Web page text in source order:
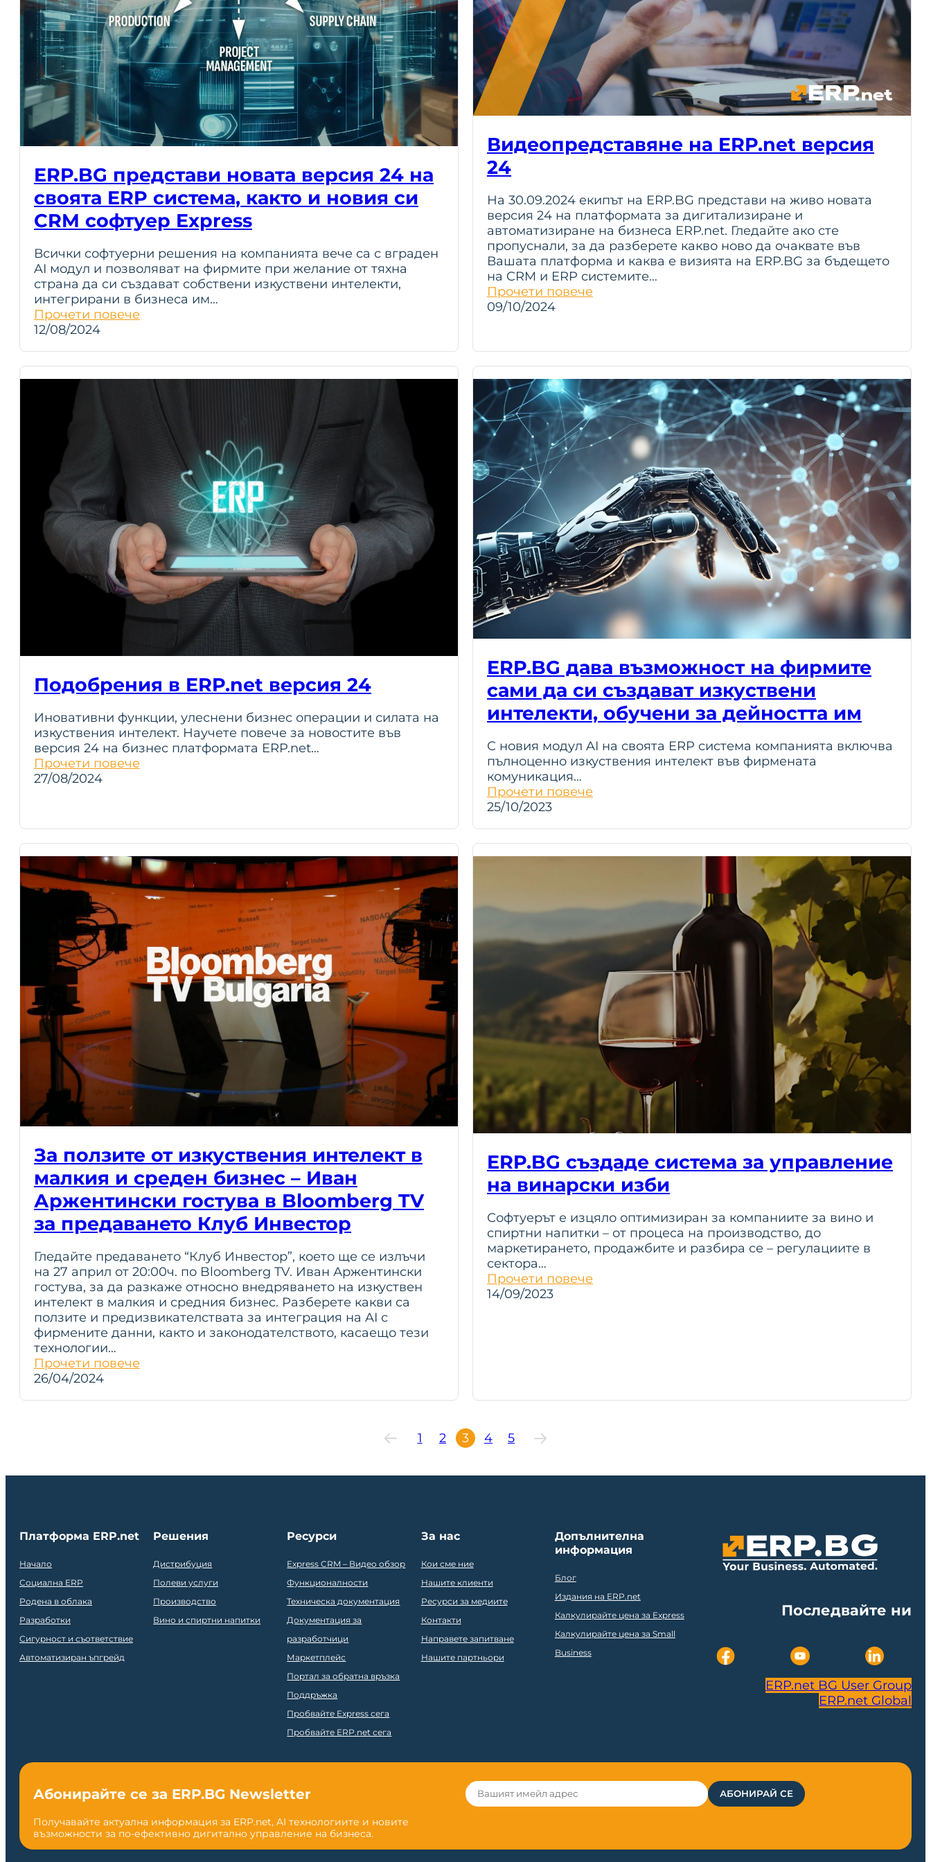
ERP.BG представи новата версия 24 на
своята ERP система, както и новия си
CRM софтуер Express
Всички софтуерни решения на компанията вече са с вграден
AI модул и позволяват на фирмите при желание от тяхна
страна да си създават собствени изкуствени интелекти,
интегрирани в бизнеса им…
Прочети повече
12/08/2024
Видеопредставяне на ERP.net версия
24
На 30.09.2024 екипът на ERP.BG представи на живо новата
версия 24 на платформата за дигитализиране и
автоматизиране на бизнеса ERP.net. Гледайте ако сте
пропуснали, за да разберете какво ново да очаквате във
Вашата платформа и каква е визията на ERP.BG за бъдещето
на CRM и ERP системите…
Прочети повече
09/10/2024
Подобрения в ERP.net версия 24
Иновативни функции, улеснени бизнес операции и силата на
изкуствения интелект. Научете повече за новостите във
версия 24 на бизнес платформата ERP.net…
Прочети повече
27/08/2024
ERP.BG дава възможност на фирмите
сами да си създават изкуствени
интелекти, обучени за дейността им
С новия модул AI на своята ERP система компанията включва
пълноценно изкуствения интелект във фирмената
комуникация…
Прочети повече
25/10/2023
За ползите от изкуствения интелект в
малкия и среден бизнес – Иван
Аржентински гостува в Bloomberg TV
за предаването Клуб Инвестор
Гледайте предаването “Клуб Инвестор”, което ще се излъчи
на 27 април от 20:00ч. по Bloomberg TV. Иван Аржентински
гостува, за да разкаже относно внедряването на изкуствен
интелект в малкия и средния бизнес. Разберете какви са
ползите и предизвикателствата за интеграция на AI с
фирмените данни, както и законодателството, касаещо тези
технологии…
Прочети повече
26/04/2024
ERP.BG създаде система за управление
на винарски изби
Софтуерът е изцяло оптимизиран за компаниите за вино и
спиртни напитки – от процеса на производство, до
маркетирането, продажбите и разбира се – регулациите в
сектора…
Прочети повече
14/09/2023
1 2 3 4 5
Платформа ERP.net
Начало
Социална ERP
Родена в облака
Разработки
Сигурност и съответствие
Автоматизиран ъпгрейд
Решения
Дистрибуция
Полеви услуги
Производство
Вино и спиртни напитки
Ресурси
Express CRM – Видео обзор
Функционалности
Техническа документация
Документация за
разработчици
Маркетплейс
Портал за обратна връзка
Поддръжка
Пробвайте Express сега
Пробвайте ERP.net сега
За нас
Кои сме ние
Нашите клиенти
Ресурси за медиите
Контакти
Направете запитване
Нашите партньори
Допълнителна
информация
Блог
Издания на ERP.net
Калкулирайте цена за Express
Калкулирайте цена за Small
Business
Последвайте ни
ERP.net BG User Group
ERP.net Global
Абонирайте се за ERP.BG Newsletter
Получавайте актуална информация за ERP.net, AI технологиите и новите
възможности за по-ефективно дигитално управление на бизнеса.